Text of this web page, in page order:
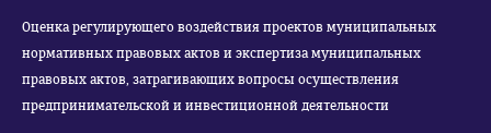
Оценка регулирующего воздействия проектов муниципальных
нормативных правовых актов и экспертиза муниципальных
правовых актов, затрагивающих вопросы осуществления
предпринимательской и инвестиционной деятельности